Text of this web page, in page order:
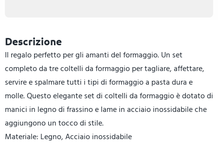
Descrizione
Il regalo perfetto per gli amanti del formaggio. Un set
completo da tre coltelli da formaggio per tagliare, affettare,
servire e spalmare tutti i tipi di formaggio a pasta dura e
molle. Questo elegante set di coltelli da formaggio è dotato di
manici in legno di frassino e lame in acciaio inossidabile che
aggiungono un tocco di stile.
Materiale: Legno, Acciaio inossidabile